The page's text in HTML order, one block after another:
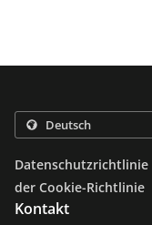
Datenschutzrichtlinie
der Cookie-Richtlinie
Kontakt